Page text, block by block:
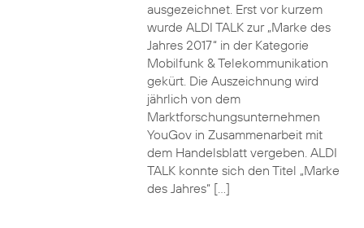
ausgezeichnet. Erst vor kurzem
wurde ALDI TALK zur „Marke des
Jahres 2017“ in der Kategorie
Mobilfunk & Telekommunikation
gekürt. Die Auszeichnung wird
jährlich von dem
Marktforschungsunternehmen
YouGov in Zusammenarbeit mit
dem Handelsblatt vergeben. ALDI
TALK konnte sich den Titel „Marke
des Jahres“ […]